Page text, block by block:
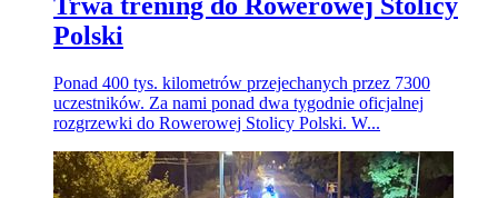
Trwa trening do Rowerowej Stolicy
Polski
Ponad 400 tys. kilometrów przejechanych przez 7300
uczestników. Za nami ponad dwa tygodnie oficjalnej
rozgrzewki do Rowerowej Stolicy Polski. W...